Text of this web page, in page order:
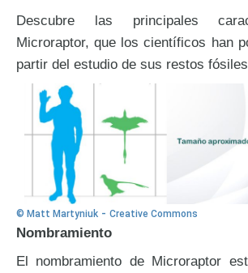
Descubre las principales
Microraptor, que los científicos han
partir del estudio de sus restos
© Matt Martyniuk - Creative Commons
Nombramiento
El nombramiento de Microraptor